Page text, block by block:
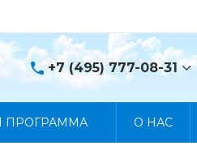
+7 (495) 777-08-31
+7 (495) 777-08-31
ПРОГРАММА О НАС